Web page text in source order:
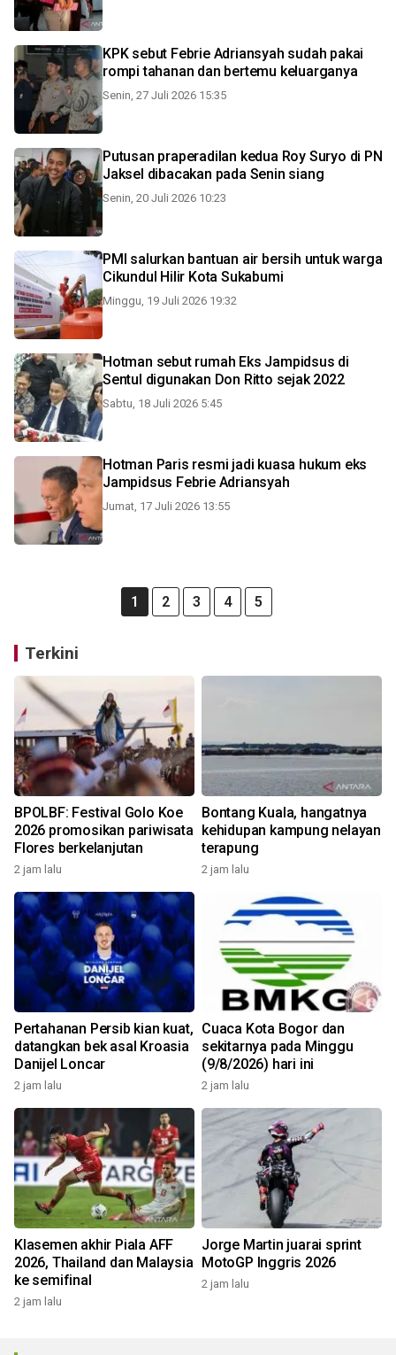
KPK sebut Febrie Adriansyah sudah pakai
rompi tahanan dan bertemu keluarganya
Senin, 27 Juli 2026 15:35
Putusan praperadilan kedua Roy Suryo di PN
Jaksel dibacakan pada Senin siang
Senin, 20 Juli 2026 10:23
PMI salurkan bantuan air bersih untuk warga
Cikundul Hilir Kota Sukabumi
Minggu, 19 Juli 2026 19:32
Hotman sebut rumah Eks Jampidsus di
Sentul digunakan Don Ritto sejak 2022
Sabtu, 18 Juli 2026 5:45
Hotman Paris resmi jadi kuasa hukum eks
Jampidsus Febrie Adriansyah
Jumat, 17 Juli 2026 13:55
1 2 3 4 5
Terkini
BPOLBF: Festival Golo Koe
2026 promosikan pariwisata
Flores berkelanjutan
2 jam lalu
Bontang Kuala, hangatnya
kehidupan kampung nelayan
terapung
2 jam lalu
Pertahanan Persib kian kuat,
datangkan bek asal Kroasia
Danijel Loncar
2 jam lalu
Cuaca Kota Bogor dan
sekitarnya pada Minggu
(9/8/2026) hari ini
2 jam lalu
Klasemen akhir Piala AFF
2026, Thailand dan Malaysia
ke semifinal
2 jam lalu
Jorge Martin juarai sprint
MotoGP Inggris 2026
2 jam lalu